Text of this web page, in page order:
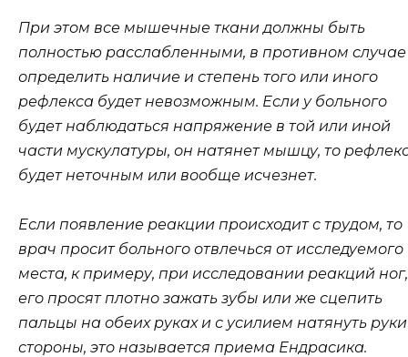
При этом все мышечные ткани должны быть
полностью расслабленными, в противном случае
определить наличие и степень того или иного
рефлекса будет невозможным. Если у больного
будет наблюдаться напряжение в той или иной
части мускулатуры, он натянет мышцу, то
будет неточным или вообще исчезнет.
Если появление реакции происходит с трудом, то
врач просит больного отвлечься от исследуемого
места, к примеру, при исследовании реакций ног,
его просят плотно зажать зубы или же сцепить
пальцы на обеих руках и с усилием натянуть
стороны, это называется приема Ендрасика.